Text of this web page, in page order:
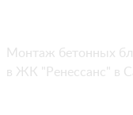
Монтаж бетонных
в ЖК "Ренессанс" в